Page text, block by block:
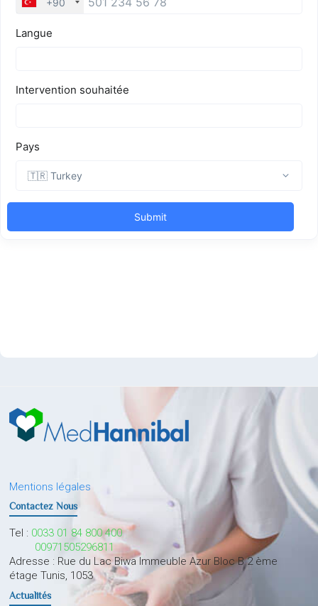
Mentions légales
Contactez Nous
Tel : 0033 01 84 800 400
00971505296811
Adresse : Rue du Lac Biwa Immeuble Azur Bloc B 2 ème
étage Tunis, 1053
Actualités